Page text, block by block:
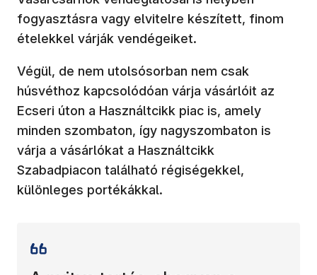
fogyasztásra vagy elvitelre készített, finom
ételekkel várják vendégeiket.
Végül, de nem utolsósorban nem csak
húsvéthoz kapcsolódóan várja vásárlóit az
Ecseri úton a Használtcikk piac is, amely
minden szombaton, így nagyszombaton is
várja a vásárlókat a Használtcikk
Szabadpiacon található régiségekkel,
különleges portékákkal.